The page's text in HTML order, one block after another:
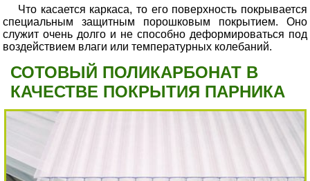
Что касается каркаса, то его поверхность покрывается
специальным защитным порошковым покрытием. Оно
служит очень долго и не способно деформироваться под
воздействием влаги или температурных колебаний.
СОТОВЫЙ ПОЛИКАРБОНАТ В
КАЧЕСТВЕ ПОКРЫТИЯ ПАРНИКА